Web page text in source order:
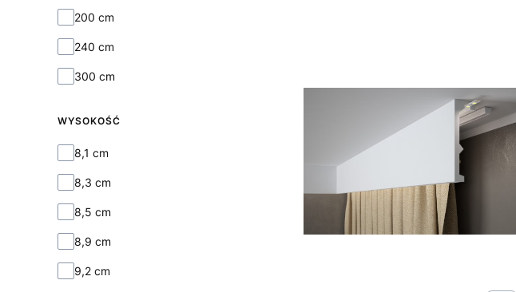
Długość
200 cm
240 cm
300 cm
WYSOKOŚĆ
Wysokość
8,1 cm
8,3 cm
8,5 cm
8,9 cm
9,2 cm